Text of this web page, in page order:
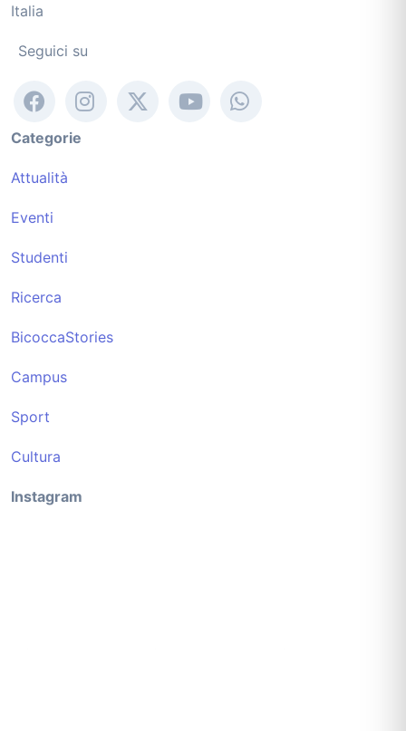
Italia
Seguici su
Categorie
Attualità
Eventi
Studenti
Ricerca
BicoccaStories
Campus
Sport
Cultura
Instagram